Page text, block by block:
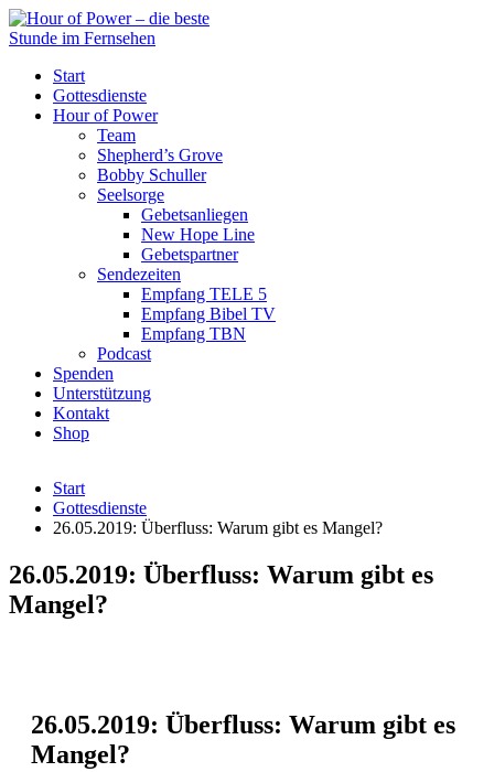
Start
Gottesdienste
Hour of Power
Team
Shepherd’s Grove
Bobby Schuller
Seelsorge
Gebetsanliegen
New Hope Line
Gebetspartner
Sendezeiten
Empfang TELE 5
Empfang Bibel TV
Empfang TBN
Podcast
Spenden
Unterstützung
Kontakt
Shop
Start
Gottesdienste
26.05.2019: Überfluss: Warum gibt es Mangel?
26.05.2019: Überfluss: Warum gibt es
Mangel?
26.05.2019: Überfluss: Warum gibt es
Mangel?